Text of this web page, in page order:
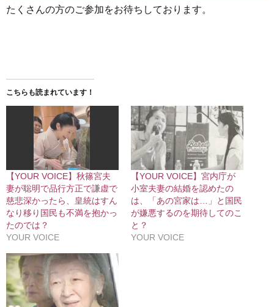
たくさんの方のご参加をお待ちしております。
こちらも読まれています！
【YOUR VOICE】秋篠宮夫
妻が聡明で品行方正で謙虚で
慈悲深かったら、皇統はすん
なり移り国民も不満を抱かっ
たのでは？
YOUR VOICE
【YOUR VOICE】宮内庁が
小室夫妻の結婚を認めたの
は、「あの宮家は…」と国民
が嫌悪するのを期待してのこ
と？
YOUR VOICE